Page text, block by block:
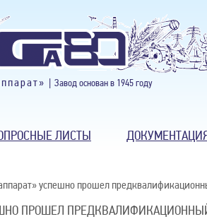
| Завод основан в 1945 году
ЛИСТЫ
успешно прошел
ПРОШЕЛ